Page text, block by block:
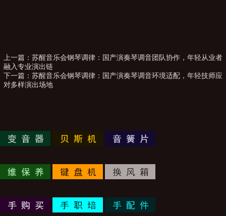
上一篇： 苏醒音乐会钢琴调律：国产演奏琴调音团队协作，年轻从业者
融入专业演出链
下一篇： 苏醒音乐会钢琴调律：国产演奏琴调音环境适配，年轻技师应
对多样演出场地